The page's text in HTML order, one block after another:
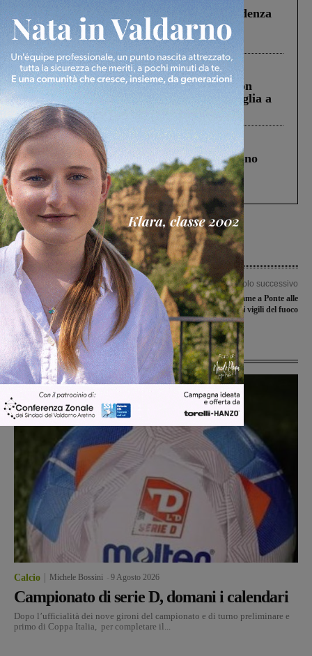
Piscina di Figline finanziata oltre la scadenza
Pnrr, il gruppo di Fratelli d’Italia: “Un
ringraziamento al Governo”
Cronaca 3 Agosto 2026
Scomparso da una struttura di Castiglion
Fiorentino l’uomo che aveva ucciso la figlia a
Levane nel 2020
Cronaca 4 Agosto 2026
Un anno fa la strage in A1 in cui morirono
Gianni, Giulia e Franco. Lo schianto, il
processo, lo stop ai sorpassi fra tir....
Articolo precedente
A Cavriglia si celebrano i 100 anni
della fine della ‘Grande Guerra’
Articolo successivo
Furgoncino in fiamme a Ponte alle
Forche. Sul posto i vigili del fuoco
Ultime Notizie
Calcio Michele Bossini 9 Agosto 2026
Campionato di serie D, domani i calendari
Dopo l’ufficialità dei nove gironi del campionato e di turno preliminare e
primo di Coppa Italia, per completare il...